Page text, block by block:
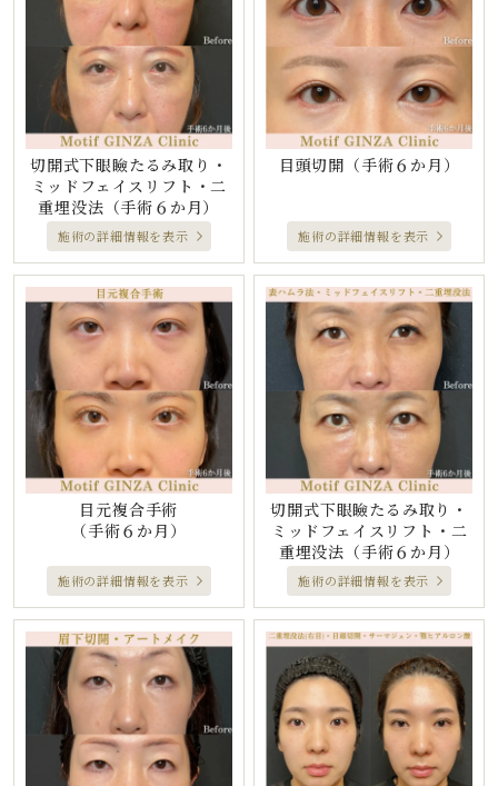
切開式下眼瞼たるみ取り・
ミッドフェイスリフト・二
重埋没法 （手術６か月）
施術の詳細情報を表示
目頭切開 （手術６か月）
施術の詳細情報を表示
目元複合手術
（手術６か月）
施術の詳細情報を表示
切開式下眼瞼たるみ取り・
ミッドフェイスリフト・二
重埋没法 （手術６か月）
施術の詳細情報を表示